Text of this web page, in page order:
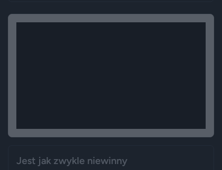
Jest jak zwykle niewinny